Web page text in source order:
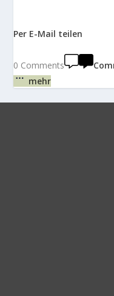
Per E-Mail teilen
0 Comments
mehr